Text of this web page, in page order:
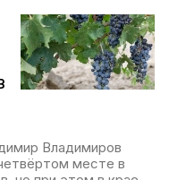
Владимиров
месте в